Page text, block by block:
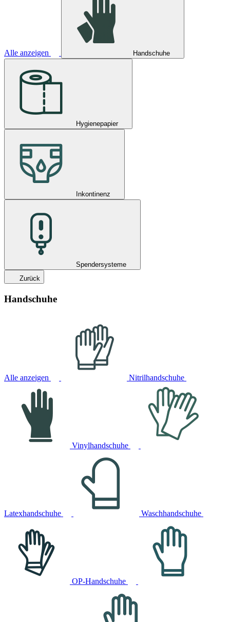
Alle anzeigen Handschuhe
Hygienepapier
Inkontinenz
Spendersysteme
Zurück
Handschuhe
Alle anzeigen Nitrilhandschuhe
Vinylhandschuhe
Latexhandschuhe Waschhandschuhe
OP-Handschuhe